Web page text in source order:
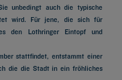
unbedingt auch die typische
wird. Für jene, die sich für
den Lothringer Eintopf und
stattfindet, entstammt einer
die die Stadt in ein fröhliches